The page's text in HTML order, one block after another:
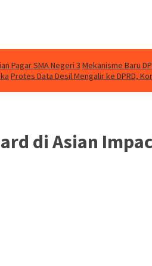
Pagar SMA Negeri 3 Mekanisme Baru
Protes Data Desil Mengalir ke DPRD,
di Asian